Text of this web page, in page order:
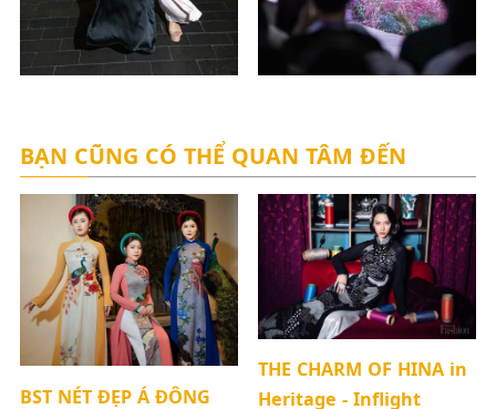
BẠN CŨNG CÓ THỂ QUAN TÂM ĐẾN
BST NÉT ĐẸP Á ĐÔNG
THE CHARM OF HINA in
Heritage - Inflight